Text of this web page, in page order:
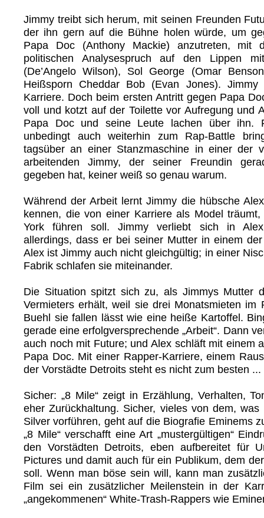
Jimmy treibt sich herum, mit seinen Freunden
der ihn gern auf die Bühne holen würde, um
Papa Doc (Anthony Mackie) anzutreten, mit
politischen Analysespruch auf den Lippen
(De’Angelo Wilson), Sol George (Omar
Heißsporn Cheddar Bob (Evan Jones).
Karriere. Doch beim ersten Antritt gegen Papa
voll und kotzt auf der Toilette vor Aufregung und
Papa Doc und seine Leute lachen über ihn.
unbedingt auch weiterhin zum Rap-Battle
tagsüber an einer Stanzmaschine in einer der
arbeitenden Jimmy, der seiner Freundin
gegeben hat, keiner weiß so genau warum.
Während der Arbeit lernt Jimmy die hübsche
kennen, die von einer Karriere als Model
York führen soll. Jimmy verliebt sich in
allerdings, dass er bei seiner Mutter in einem
Alex ist Jimmy auch nicht gleichgültig; in einer
Fabrik schlafen sie miteinander.
Die Situation spitzt sich zu, als Jimmys Mutter
Vermieters erhält, weil sie drei Monatsmieten im
Buehl sie fallen lässt wie eine heiße Kartoffel.
gerade eine erfolgversprechende „Arbeit“. Dann
auch noch mit Future; und Alex schläft mit einem
Papa Doc. Mit einer Rapper-Karriere, einem
der Vorstädte Detroits steht es nicht zum besten ...
Sicher: „8 Mile“ zeigt in Erzählung, Verhalten,
eher Zurückhaltung. Sicher, vieles von dem,
Silver vorführen, geht auf die Biografie Eminems
„8 Mile“ verschafft eine Art „mustergültigen“
den Vorstädten Detroits, eben aufbereitet für
Pictures und damit auch für ein Publikum, dem
soll. Wenn man böse sein will, kann man
Film sei ein zusätzlicher Meilenstein in der
„angekommenen“ White-Trash-Rappers wie